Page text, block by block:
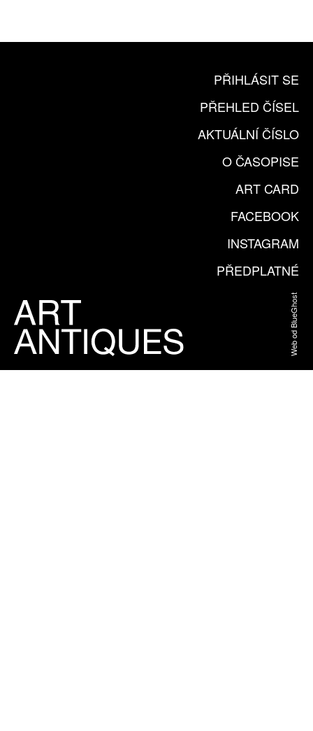
PŘIHLÁSIT SE
PŘEHLED ČÍSEL
AKTUÁLNÍ ČÍSLO
O ČASOPISE
ART CARD
FACEBOOK
INSTAGRAM
PŘEDPLATNÉ
Web od BlueGhost